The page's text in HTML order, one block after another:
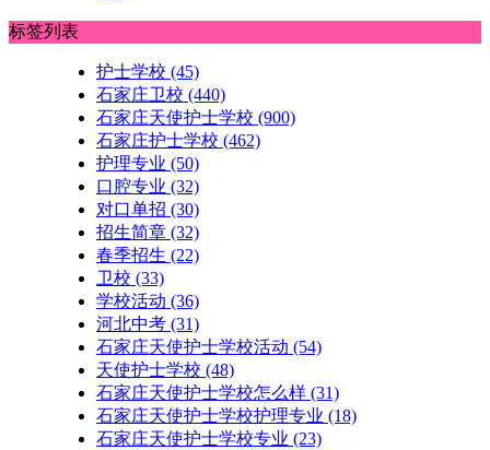
标签列表
护士学校 (45)
石家庄卫校 (440)
石家庄天使护士学校 (900)
石家庄护士学校 (462)
护理专业 (50)
口腔专业 (32)
对口单招 (30)
招生简章 (32)
春季招生 (22)
卫校 (33)
学校活动 (36)
河北中考 (31)
石家庄天使护士学校活动 (54)
天使护士学校 (48)
石家庄天使护士学校怎么样 (31)
石家庄天使护士学校护理专业 (18)
石家庄天使护士学校专业 (23)